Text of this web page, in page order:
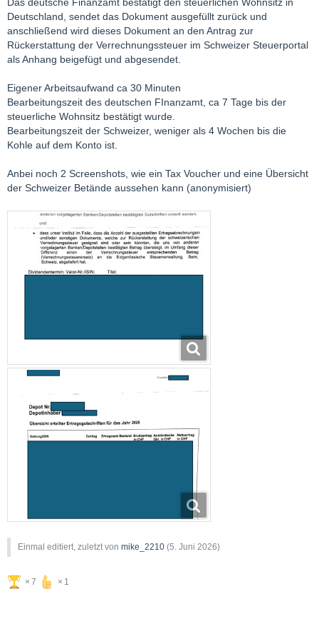
Deutschland, sendet das Dokument ausgefüllt zurück und
anschließend wird dieses Dokument an den Antrag zur
Rückerstattung der Verrechnungssteuer im Schweizer Steuerportal
als Anhang beigefügt und abgesendet.
Eigener Arbeitsaufwand ca 30 Minuten
Bearbeitungszeit des deutschen FInanzamt, ca 7 Tage bis der
steuerliche Wohnsitz bestätigt wurde.
Bearbeitungszeit der Schweizer, weniger als 4 Wochen bis die
Kohle auf dem Konto ist.
Anbei noch 2 Screenshots, wie ein Tax Voucher und eine Übersicht
der Schweizer Betände aussehen kann (anonymisiert)
Einmal editiert, zuletzt von mike_2210 (5. Juni 2026)
7 1